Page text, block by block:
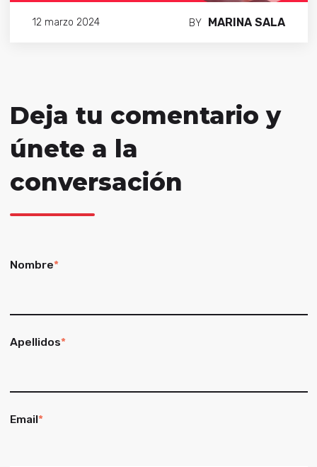
12 marzo 2024 BY MARINA SALA
Deja tu comentario y
únete a la
conversación
Nombre*
Apellidos*
Email*